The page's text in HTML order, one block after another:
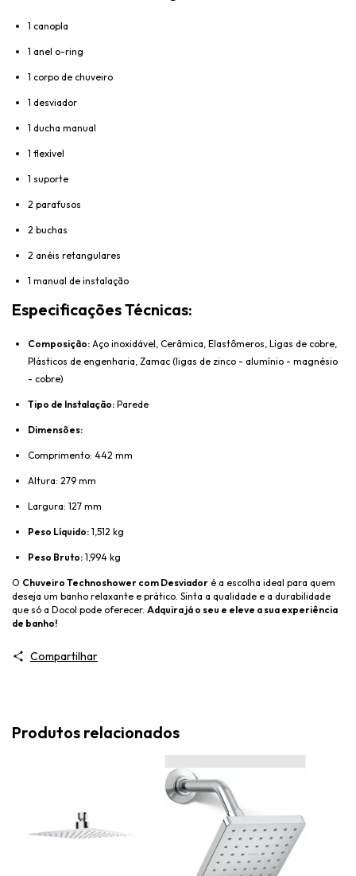
1 canopla
1 anel o-ring
1 corpo de chuveiro
1 desviador
1 ducha manual
1 flexível
1 suporte
2 parafusos
2 buchas
2 anéis retangulares
1 manual de instalação
Especificações Técnicas:
Composição: Aço inoxidável, Cerâmica, Elastômeros, Ligas de cobre,
Plásticos de engenharia, Zamac (ligas de zinco - alumínio - magnésio
- cobre)
Tipo de Instalação: Parede
Dimensões:
Comprimento: 442 mm
Altura: 279 mm
Largura: 127 mm
Peso Líquido: 1,512 kg
Peso Bruto: 1,994 kg
O Chuveiro Technoshower com Desviador é a escolha ideal para quem
deseja um banho relaxante e prático. Sinta a qualidade e a durabilidade
que só a Docol pode oferecer. Adquira já o seu e eleve a sua experiência
de banho!
Compartilhar
Produtos relacionados